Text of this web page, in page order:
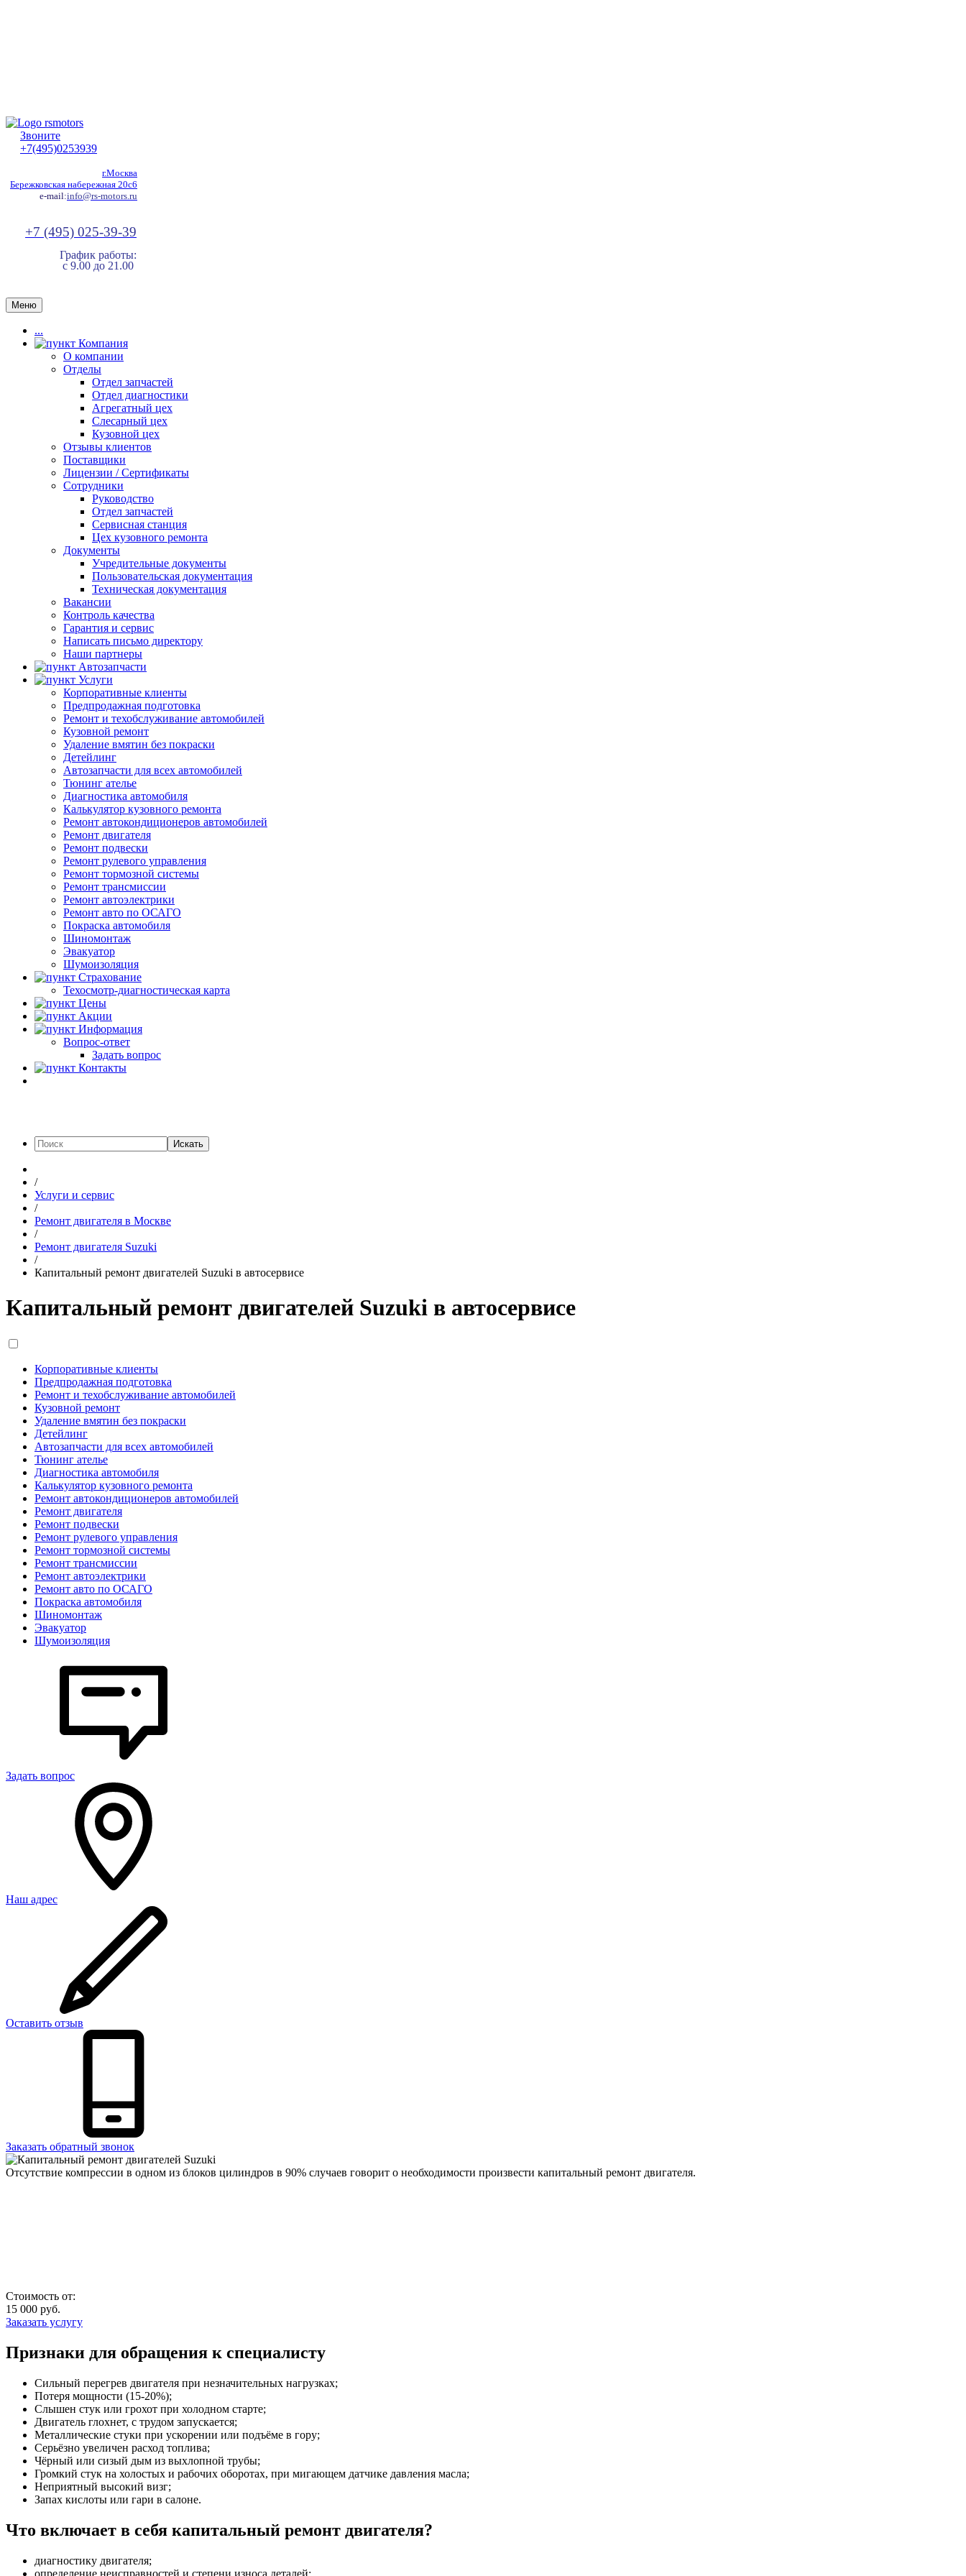
Звоните
+7(495)0253939
г.Москва
Бережковская набережная 20с6
e-mail:info@rs-motors.ru
+7 (495) 025-39-39
График работы:
с 9.00 до 21.00
Меню
...
Компания
О компании
Отделы
Отдел запчастей
Отдел диагностики
Агрегатный цех
Слесарный цех
Кузовной цех
Отзывы клиентов
Поставщики
Лицензии / Сертификаты
Сотрудники
Руководство
Отдел запчастей
Сервисная станция
Цех кузовного ремонта
Документы
Учредительные документы
Пользовательская документация
Техническая документация
Вакансии
Контроль качества
Гарантия и сервис
Написать письмо директору
Наши партнеры
Автозапчасти
Услуги
Корпоративные клиенты
Предпродажная подготовка
Ремонт и техобслуживание автомобилей
Кузовной ремонт
Удаление вмятин без покраски
Детейлинг
Автозапчасти для всех автомобилей
Тюнинг ателье
Диагностика автомобиля
Калькулятор кузовного ремонта
Ремонт автокондиционеров автомобилей
Ремонт двигателя
Ремонт подвески
Ремонт рулевого управления
Ремонт тормозной системы
Ремонт трансмиссии
Ремонт автоэлектрики
Ремонт авто по ОСАГО
Покраска автомобиля
Шиномонтаж
Эвакуатор
Шумоизоляция
Страхование
Техосмотр-диагностическая карта
Цены
Акции
Информация
Вопрос-ответ
Задать вопрос
Контакты
Искать
/
Услуги и сервис
/
Ремонт двигателя в Москве
/
Ремонт двигателя Suzuki
/
Капитальный ремонт двигателей Suzuki в автосервисе
Капитальный ремонт двигателей Suzuki в автосервисе
Корпоративные клиенты
Предпродажная подготовка
Ремонт и техобслуживание автомобилей
Кузовной ремонт
Удаление вмятин без покраски
Детейлинг
Автозапчасти для всех автомобилей
Тюнинг ателье
Диагностика автомобиля
Калькулятор кузовного ремонта
Ремонт автокондиционеров автомобилей
Ремонт двигателя
Ремонт подвески
Ремонт рулевого управления
Ремонт тормозной системы
Ремонт трансмиссии
Ремонт автоэлектрики
Ремонт авто по ОСАГО
Покраска автомобиля
Шиномонтаж
Эвакуатор
Шумоизоляция
Задать вопрос
Наш адрес
Оставить отзыв
Заказать обратный звонок
Отсутствие компрессии в одном из блоков цилиндров в 90% случаев говорит о необходимости произвести капитальный ремонт двигателя.
Стоимость от:
15 000 руб.
Заказать услугу
Признаки для обращения к специалисту
Сильный перегрев двигателя при незначительных нагрузках;
Потеря мощности (15-20%);
Слышен стук или грохот при холодном старте;
Двигатель глохнет, с трудом запускается;
Металлические стуки при ускорении или подъёме в гору;
Серьёзно увеличен расход топлива;
Чёрный или сизый дым из выхлопной трубы;
Громкий стук на холостых и рабочих оборотах, при мигающем датчике давления масла;
Неприятный высокий визг;
Запах кислоты или гари в салоне.
Что включает в себя капитальный ремонт двигателя?
диагностику двигателя;
определение неисправностей и степени износа деталей;